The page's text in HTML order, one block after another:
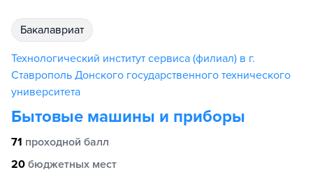
бакалавриат
Технологический институт сервиса (филиал) в г.
Ставрополь Донского государственного технического
университета
Бытовые машины и приборы
71 проходной балл
20 бюджетных мест